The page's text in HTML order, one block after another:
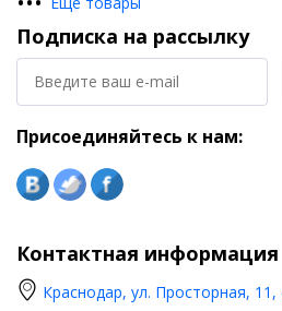
компонентов. Во время хранения,
применения данного продукта
техники безопасности при работе
смазочными материалами и
среды. Данный продукт необходимо
условиях: 36 месяцев
Класс пожароопасности: IV
Подписка на рассылку
Присоединяйтесь к нам:
Контактная информация
Краснодар, ул. Просторная,